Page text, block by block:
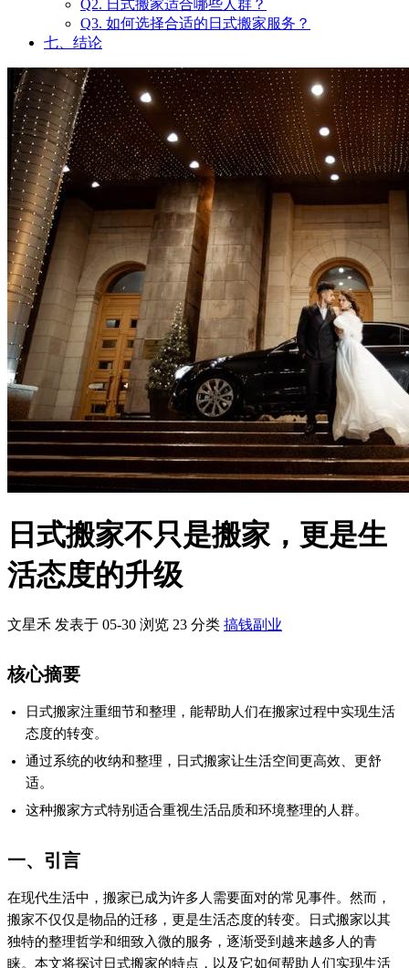
日式搬家不只是搬家，更是生
活态度的升级
文星禾 发表于 05-30 浏览23分类 搞钱副业
核心摘要
日式搬家注重细节和整理，能帮助人们在搬家过程中实现生活
态度的转变。
通过系统的收纳和整理，日式搬家让生活空间更高效、更舒
适。
这种搬家方式特别适合重视生活品质和环境整理的人群。
一、引言
在现代生活中，搬家已成为许多人需要面对的常见事件。然而，
搬家不仅仅是物品的迁移，更是生活态度的转变。日式搬家以其
独特的整理哲学和细致入微的服务，逐渐受到越来越多人的青
睐。本文将探讨日式搬家的特点，以及它如何帮助人们实现生活
二、日式搬家的核心特点
家过程中，日式搬家服务不仅帮助客户搬运物品，还提供专业的
整理和收纳建议。这种服务能够让客户在新环境中快速建立起舒
适和高效的生活空间。例如，日式搬家服务通常包括对物品的分
类、包装、拆卸和重新组装，确保每一步都井然有序。
日式搬家不仅仅是简单的物品搬运，它更是一种生活态度的体
现。通过系统的整理和收纳，日式搬家帮助人们建立起更高效的
生活习惯。例如，在搬家过程中，客户需要对自己的物品进行整
理和分类，这不仅减少了不必要的物品，还让生活空间变得更加
清爽和宜居。此外，日式搬家服务通常会提供长期的整理建议，